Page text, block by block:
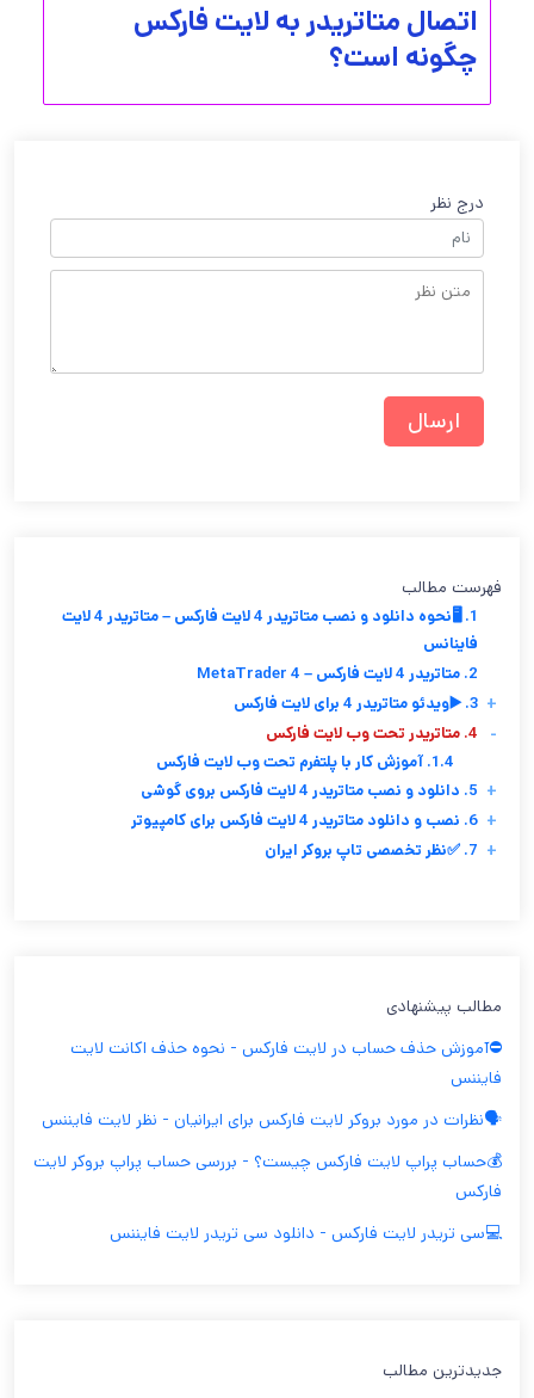
اتصال متاتریدر به لایت فارکس
چگونه است؟
درج نظر
فهرست مطالب
1. 🖥️نحوه دانلود و نصب متاتریدر 4 لایت فارکس – متاتریدر 4 لایت
فاینانس
2. متاتریدر 4 لایت فارکس – 4 MetaTrader
3. ▶️ویدئو متاتریدر 4 برای لایت فارکس +
4. متاتریدر تحت وب لایت فارکس -
1.4. آموزش کار با پلتفرم تحت وب لایت فارکس
5. دانلود و نصب متاتریدر 4 لایت فارکس بروی گوشی +
6. نصب و دانلود متاتریدر 4 لایت فارکس برای کامپیوتر +
7. ✅نظر تخصصی تاپ بروکر ایران +
مطالب پیشنهادی
⛔️آموزش حذف حساب در لایت فارکس - نحوه حذف اکانت لایت
فایننس
🗣️نظرات در مورد بروکر لایت فارکس برای ایرانیان - نظر لایت فایننس
💰حساب پراپ لایت فارکس چیست؟ - بررسی حساب پراپ بروکر لایت
فارکس
💻سی تریدر لایت فارکس - دانلود سی تریدر لایت فایننس
جدیدترین مطالب